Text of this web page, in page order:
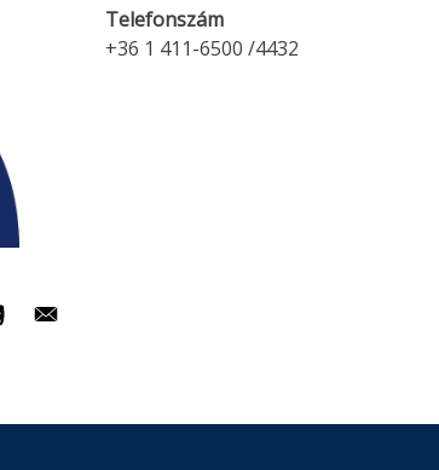
Telefonszám
+36 1 411-6500 /4432